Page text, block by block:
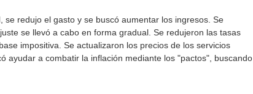
, se redujo el gasto y se buscó aumentar los ingresos. Se
se llevó a cabo en forma gradual. Se redujeron las tasas
impositiva. Se actualizaron los precios de los servicios
ayudar a combatir la inflación mediante los "pactos", buscando